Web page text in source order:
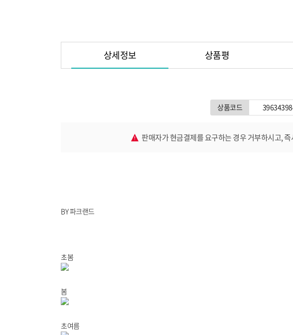
상세정보 상품평
상품코드
판매자가 현금결제를 요구하는 경우 거부하시고, 즉